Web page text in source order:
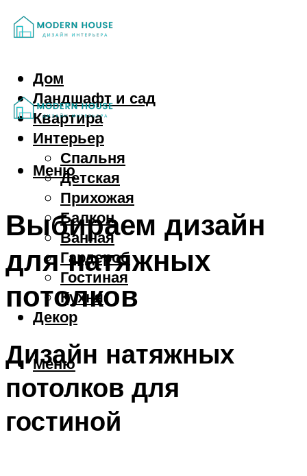
Дом
Ландшафт и сад
Квартира
Интерьер
Спальня
Детская
Прихожая
Балкон
Ванная
Гардероб
Гостиная
Кухня
Декор
Меню
Меню
Выбираем дизайн
для натяжных
потолков
Дизайн натяжных
потолков для
гостиной